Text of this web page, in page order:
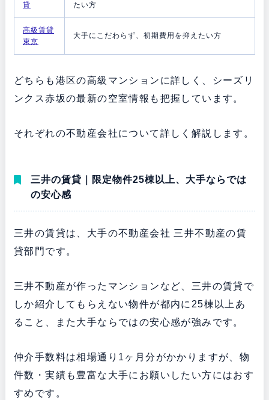
貸
たい方
高級賃貸
東京
大手にこだわらず、初期費用を抑えたい方
どちらも港区の高級マンションに詳しく、シーズリ
ンクス赤坂の最新の空室情報も把握しています。
それぞれの不動産会社について詳しく解説します。
三井の賃貸｜限定物件25棟以上、大手ならでは
の安心感
三井の賃貸は、大手の不動産会社 三井不動産の賃
貸部門です。
三井不動産が作ったマンションなど、三井の賃貸で
しか紹介してもらえない物件が都内に25棟以上あ
ること、また大手ならではの安心感が強みです。
仲介手数料は相場通り1ヶ月分がかかりますが、物
件数・実績も豊富な大手にお願いしたい方にはおす
すめです。